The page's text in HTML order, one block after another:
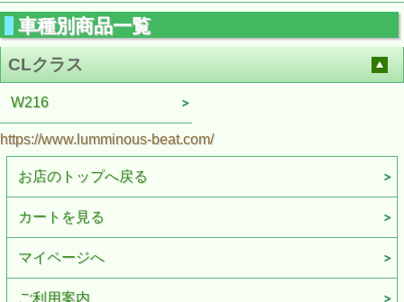
車種別商品一覧
CLクラス
W216
https://www.lumminous-beat.com/
お店のトップへ戻る
カートを見る
マイページへ
ご利用案内